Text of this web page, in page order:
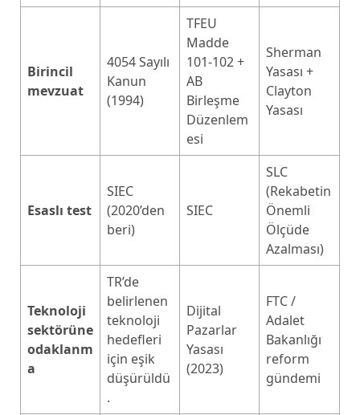
Birincil
mevzuat
4054 Sayılı
Kanun
(1994)
TFEU
Madde
101-102 +
AB
Birleşme
Düzenlem
esi
Sherman
Yasası +
Clayton
Yasası
Esaslı test
SIEC
(2020’den
beri)
SIEC
SLC
(Rekabetin
Önemli
Ölçüde
Azalması)
Teknoloji
sektörüne
odaklanm
a
TR’de
belirlenen
teknoloji
hedefleri
için eşik
düşürüldü
.
Dijital
Pazarlar
Yasası
(2023)
FTC /
Adalet
Bakanlığı
reform
gündemi